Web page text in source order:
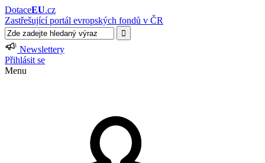
DotaceEU.cz
Zastřešující portál evropských fondů v ČR
Newslettery
Přihlásit se
Menu